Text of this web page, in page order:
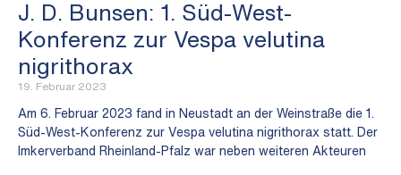
J. D. Bunsen: 1. Süd-West-
Konferenz zur Vespa velutina
nigrithorax
19. Februar 2023
Am 6. Februar 2023 fand in Neustadt an der Weinstraße die 1.
Süd-West-Konferenz zur Vespa velutina nigrithorax statt. Der
Imkerverband Rheinland-Pfalz war neben weiteren Akteuren